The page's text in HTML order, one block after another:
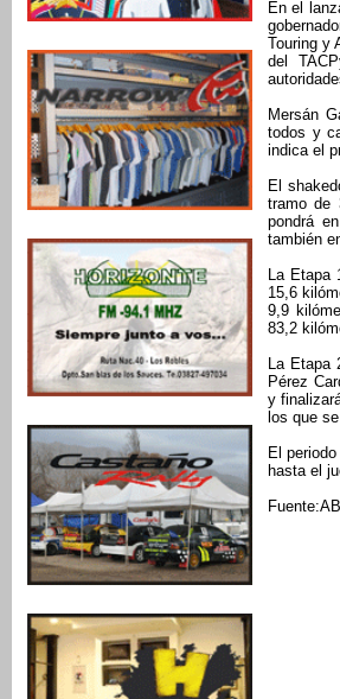
En el
Touring y
del
Mersán
todos y
indica el
El
tramo de
pondrá
también
La Etapa
15,6
9,9
83,2
La Etapa
Pérez
y
los que
El
hasta el